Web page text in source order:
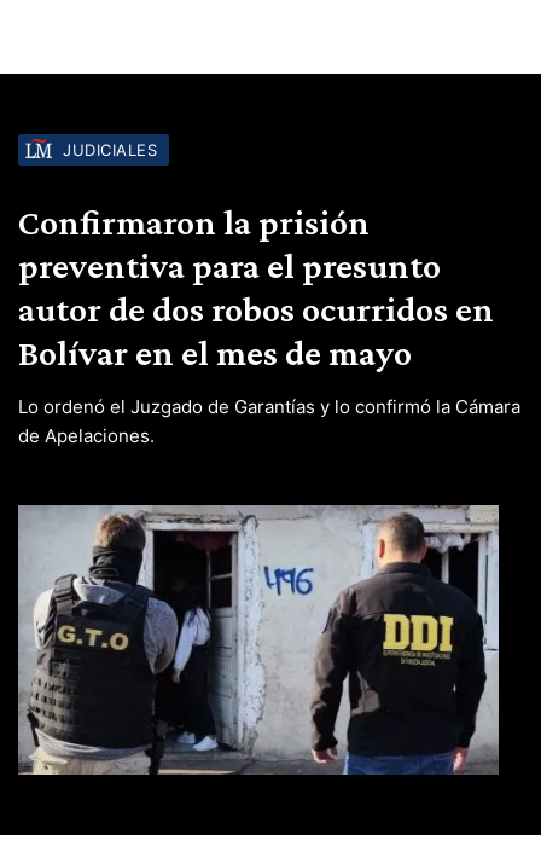
JUDICIALES
Confirmaron la prisión
preventiva para el presunto
autor de dos robos ocurridos en
Bolívar en el mes de mayo
Lo ordenó el Juzgado de Garantías y lo confirmó la Cámara
de Apelaciones.